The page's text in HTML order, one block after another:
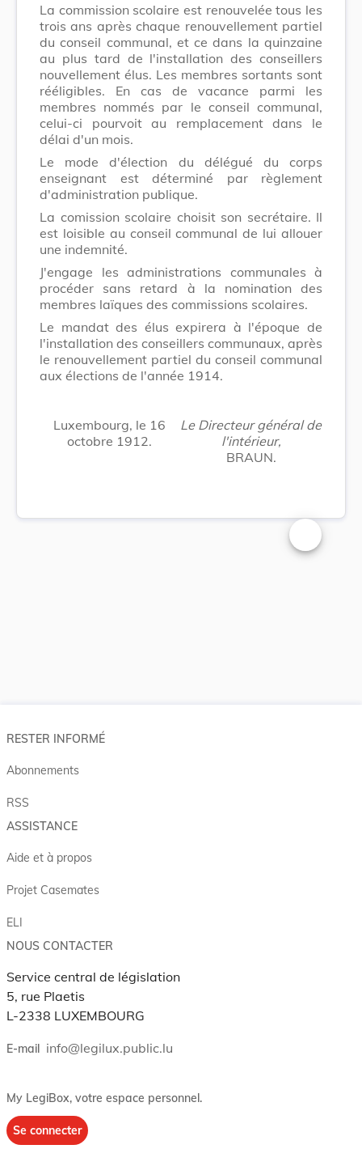
La commission scolaire est renouvelée tous les
trois ans après chaque renouvellement partiel
du conseil communal, et ce dans la quinzaine
au plus tard de l'installation des conseillers
nouvellement élus. Les membres sortants sont
rééligibles. En cas de vacance parmi les
membres nommés par le conseil communal,
celui-ci pourvoit au remplacement dans le
délai d'un mois.
Le mode d'élection du délégué du corps
enseignant est déterminé par règlement
d'administration publique.
La comission scolaire choisit son secrétaire. Il
est loisible au conseil communal de lui allouer
une indemnité.
J'engage les administrations communales à
procéder sans retard à la nomination des
membres laïques des commissions scolaires.
Le mandat des élus expirera à l'époque de
l'installation des conseillers communaux, après
le renouvellement partiel du conseil communal
aux élections de l'année 1914.
Luxembourg, le 16
octobre 1912.
Le Directeur général de
l'intérieur,
BRAUN.
Changer la
RESTER INFORMÉ
Abonnements
RSS
ASSISTANCE
Aide et à propos
Projet Casemates
ELI
NOUS CONTACTER
Service central de législation
5, rue Plaetis
L-2338 LUXEMBOURG
E-mail info@legilux.public.lu
My LegiBox, votre espace personnel.
Se connecter